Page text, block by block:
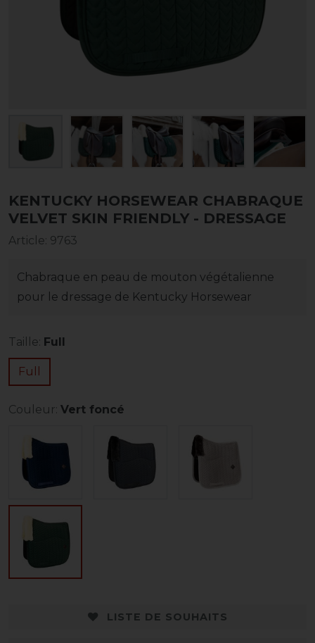
KENTUCKY HORSEWEAR CHABRAQUE
VELVET SKIN FRIENDLY - DRESSAGE
Article: 9763
Chabraque en peau de mouton végétalienne
pour le dressage de Kentucky Horsewear
Taille: Full
Full
Couleur: Vert foncé
LISTE DE SOUHAITS